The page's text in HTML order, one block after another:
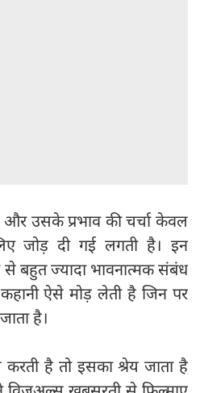
उसके प्रभाव की चर्चा केवल
जोड़ दी गई लगती है। इन
बहुत ज्यादा भावनात्मक संबंध
ऐसे मोड़ लेती है जिन पर
है।
है तो इसका श्रेय जाता है